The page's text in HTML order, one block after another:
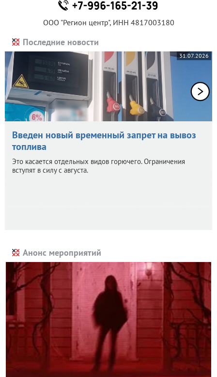
ООО "Регион центр", ИНН 4817003180
Последние новости
31.07.2026
Введен новый временный запрет на вывоз
топлива
Это касается отдельных видов горючего. Ограничения
вступят в силу с августа.
Анонс мероприятий